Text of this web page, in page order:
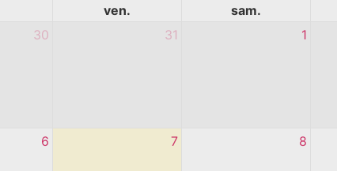
ven. sam.
30 31 1
6 7 8